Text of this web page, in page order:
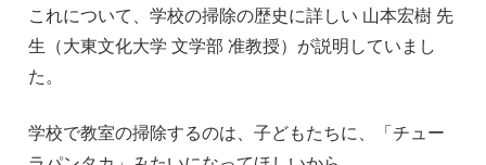
これについて、学校の掃除の歴史に詳しい 山本宏樹 先
生（大東文化大学 文学部 准教授）が説明していまし
た。
学校で教室の掃除するのは、子どもたちに、「チュー